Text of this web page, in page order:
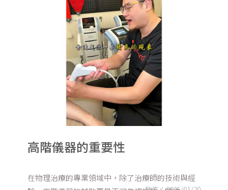
高階儀器的重要性
在物理治療的專業領域中，除了治療師的技術與經